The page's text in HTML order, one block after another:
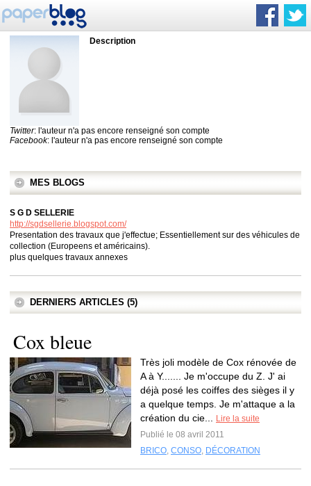
Description
Twitter: l'auteur n'a pas encore renseigné son compte
Facebook: l'auteur n'a pas encore renseigné son compte
MES BLOGS
S G D SELLERIE
http://sgdsellerie.blogspot.com/
Presentation des travaux que j'effectue; Essentiellement sur des véhicules de
collection (Europeens et américains).
plus quelques travaux annexes
DERNIERS ARTICLES (5)
Cox bleue
Très joli modèle de Cox rénovée de
A à Y....... Je m'occupe du Z. J' ai
déjà posé les coiffes des sièges il y
a quelque temps. Je m'attaque a la
création du cie...
Lire la suite
Publié le 08 avril 2011
BRICO, CONSO, DÉCORATION